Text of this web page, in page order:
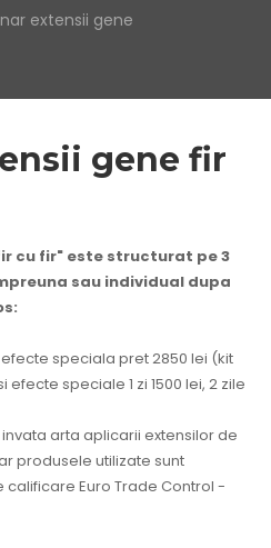
extensii gene
gene fir
cu fir" este structurat pe 3
sau individual dupa
efecte speciala pret 2850 lei (kit
speciale 1 zi 1500 lei, 2 zile
arta aplicarii extensilor de
produsele utilizate sunt
Euro Trade Control -